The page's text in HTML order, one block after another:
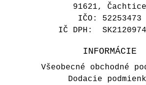
91621, Čachtice
IČO: 52253473
IČ DPH:
INFORMÁCIE
Všeobecné obchodné
Dodacie